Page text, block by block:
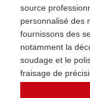
source
personnalisé des
fournissons des
notamment la
soudage et le
fraisage de